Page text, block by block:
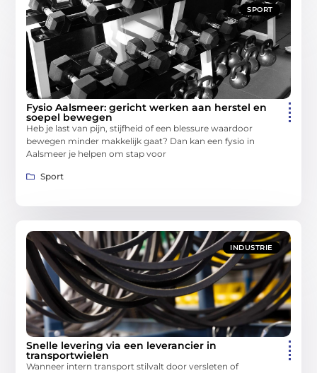
SPORT
Fysio Aalsmeer: gericht werken aan herstel en
soepel bewegen
Heb je last van pijn, stijfheid of een blessure waardoor
bewegen minder makkelijk gaat? Dan kan een fysio in
Aalsmeer je helpen om stap voor
Sport
INDUSTRIE
Snelle levering via een leverancier in
transportwielen
Wanneer intern transport stilvalt door versleten of